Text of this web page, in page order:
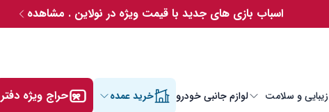
اسباب بازی های جدید با قیمت ویژه در نولاین . مشاهده
زیبایی و سلامت لوازم جانبی خودرو خرید عمده حراج ویژه دفتر